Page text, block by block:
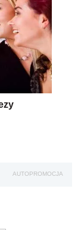
AUTOPROMOCJA